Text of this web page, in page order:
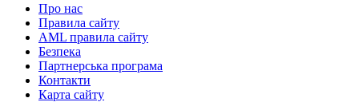
Про нас
Правила сайту
AML правила сайту
Безпека
Партнерська програма
Контакти
Карта сайту